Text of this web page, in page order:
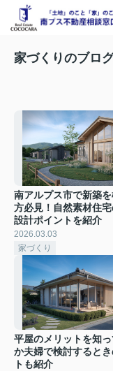
家づくりのブロ
南アルプス市で新築
方必見！自然素材住
設計ポイントを紹介
2026.03.03
家づくり
平屋のメリットを知
か夫婦で検討すると
トも紹介